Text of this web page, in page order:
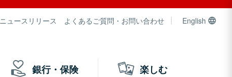
ニュースリリース よくあるご質問・お問い合わせ English
銀行・保険 楽しむ